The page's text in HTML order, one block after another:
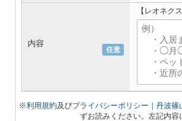
任意
内容
【レオネク
※利用規約及びプライバシーポリシー｜丹波篠
ずお読みください。左記内容